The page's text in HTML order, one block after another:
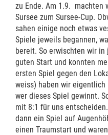
zu Ende. Am 1.9. machten
Sursee zum Sursee-Cup.
sahen einige noch etwas
Spiele jeweils begannen,
bereit. So erwischten wir
guten Start und konnten
ersten Spiel gegen den
weiss) haben wir
wer dieses Spiel gewinnt.
mit 8:1 für uns
dann ein Spiel auf
einen Traumstart und